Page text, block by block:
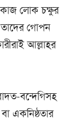
লোক চক্ষুর
তাদের গোপন
আল্লাহর
বন্দেগিসহ
একনিষ্ঠতার